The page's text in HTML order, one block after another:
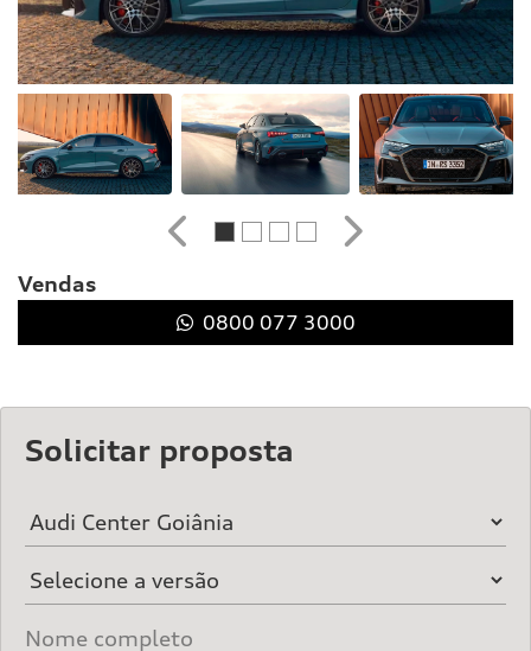
Solicitar proposta
Anterior Próximo
Vendas
0800 077 3000